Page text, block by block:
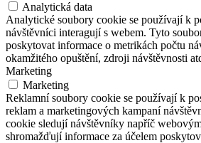
Analytická data
Analytické soubory cookie se používají k
návštěvníci interagují s webem. Tyto
poskytovat informace o metrikách počtu
okamžitého opuštění, zdroji návštěvnosti
Marketing
Marketing
Reklamní soubory cookie se používají k
reklam a marketingových kampaní
cookie sledují návštěvníky napříč
shromažďují informace za účelem